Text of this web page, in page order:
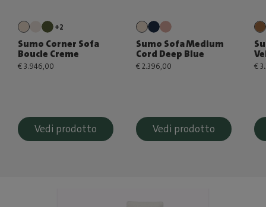
+2
Sumo Corner Sofa
Boucle Creme
€ 3.946,00
Vedi prodotto
Sumo Sofa Medium
Cord Deep Blue
€ 2.396,00
Vedi prodotto
€